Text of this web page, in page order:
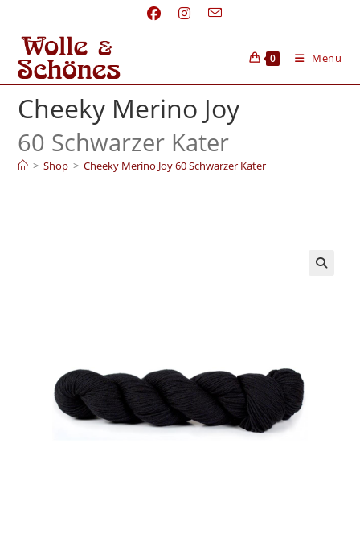
0 Menü
Cheeky Merino Joy
60 Schwarzer Kater
> Shop > Cheeky Merino Joy 60 Schwarzer Kater